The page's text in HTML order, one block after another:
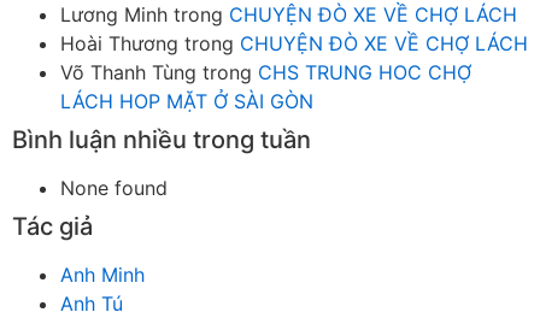
Lương Minh trong CHUYỆN ĐÒ XE VỀ CHỢ LÁCH
Hoài Thương trong CHUYỆN ĐÒ XE VỀ CHỢ LÁCH
Võ Thanh Tùng trong CHS TRUNG HOC CHỢ
LÁCH HOP MẶT Ở SÀI GÒN
Bình luận nhiều trong tuần
None found
Tác giả
Anh Minh
Anh Tú